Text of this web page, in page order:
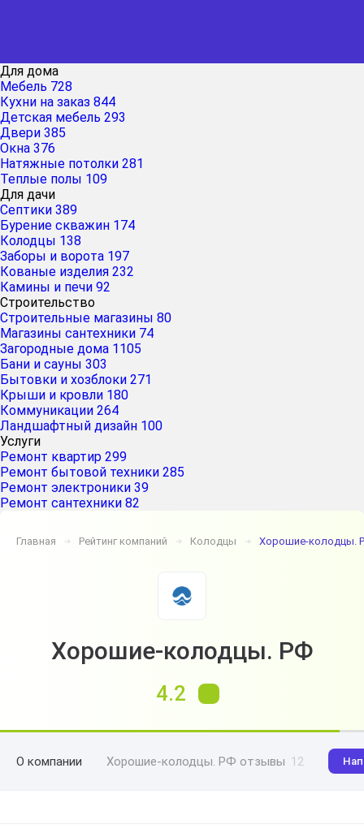
Для дома
Мебель 728
Кухни на заказ 844
Детская мебель 293
Двери 385
Окна 376
Натяжные потолки 281
Теплые полы 109
Для дачи
Септики 389
Бурение скважин 174
Колодцы 138
Заборы и ворота 197
Кованые изделия 232
Камины и печи 92
Строительство
Строительные магазины 80
Магазины сантехники 74
Загородные дома 1105
Бани и сауны 303
Бытовки и хозблоки 271
Крыши и кровли 180
Коммуникации 264
Ландшафтный дизайн 100
Услуги
Ремонт квартир 299
Ремонт бытовой техники 285
Ремонт электроники 39
Ремонт сантехники 82
Главная ➔ Рейтинг компаний ➔ Колодцы ➔ Хорошие-колодцы.
Хорошие-колодцы. РФ
4.2
О компании Хорошие-колодцы. РФ отзывы 12